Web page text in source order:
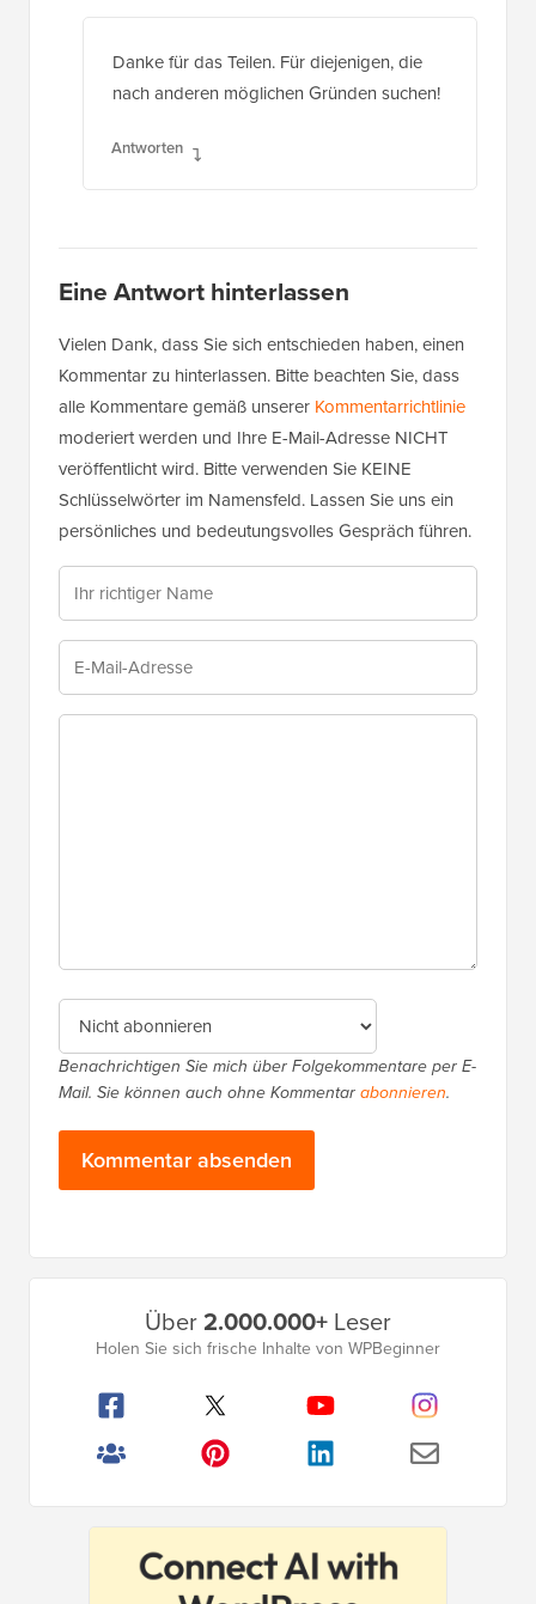
Danke für das Teilen. Für diejenigen, die
nach anderen möglichen Gründen suchen!
Antworten
Eine Antwort hinterlassen
Vielen Dank, dass Sie sich entschieden haben, einen
Kommentar zu hinterlassen. Bitte beachten Sie, dass
alle Kommentare gemäß unserer Kommentarrichtlinie
moderiert werden und Ihre E-Mail-Adresse NICHT
veröffentlicht wird. Bitte verwenden Sie KEINE
Schlüsselwörter im Namensfeld. Lassen Sie uns ein
persönliches und bedeutungsvolles Gespräch führen.
Benachrichtigen Sie mich über Folgekommentare per E-
Mail. Sie können auch ohne Kommentarabonnieren.
Seitenleistenmenü
Über2.000.000+ Leser
Holen Sie sich frische Inhalte von WPBeginner